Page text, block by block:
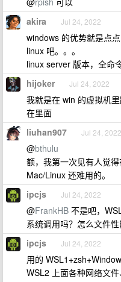
akira Jul 24, 2022
windows 的优势就是点
linux 吧。。。
linux server 版本，全命
hijoker Jul 24, 2022
我就是在 win 的虚拟机
在里面
liuhan907 Jul 24, 2022
@bthulu
额，我第一次见有人觉
Mac/Linux 还难用的。
ipcjs Jul 24, 2022
@FrankHB 不是吧，
系统调用吗？怎么文件
ipcjs Jul 24, 2022
用的
WSL2 上面各种网络文